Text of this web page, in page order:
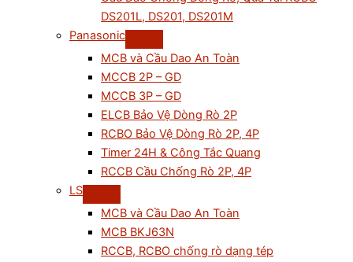
DS201L, DS201, DS201M
Panasonic
MCB và Cầu Dao An Toàn
MCCB 2P – GD
MCCB 3P – GD
ELCB Bảo Vệ Dòng Rò 2P
RCBO Bảo Vệ Dòng Rò 2P, 4P
Timer 24H & Công Tắc Quang
RCCB Cầu Chống Rò 2P, 4P
LS
MCB và Cầu Dao An Toàn
MCB BKJ63N
RCCB, RCBO chống rò dạng tép